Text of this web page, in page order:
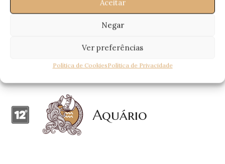
Aceitar
Negar
Ver preferências
Política de CookiesPolítica de Privacidade
Touro
Aquário